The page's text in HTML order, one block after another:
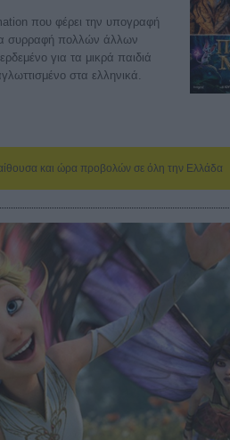
που φέρει την υπογραφή
συρραφή πολλών άλλων
για τα μικρά παιδιά
στα ελληνικά.
και ώρα προβολών σε όλη την Ελλάδα